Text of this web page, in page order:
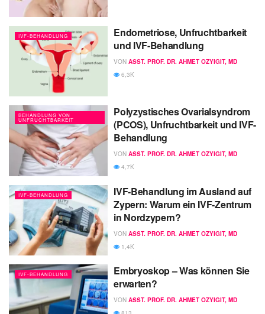
IVF-BEHANDLUNG
Endometriose, Unfruchtbarkeit
und IVF-Behandlung
VON ASST. PROF. DR. AHMET OZYIGIT, MD
6,3K
BEHANDLUNG VON
UNFRUCHTBARKEIT
Polyzystisches Ovarialsyndrom
(PCOS), Unfruchtbarkeit und IVF-
Behandlung
VON ASST. PROF. DR. AHMET OZYIGIT, MD
4,7K
IVF-BEHANDLUNG
IVF-Behandlung im Ausland auf
Zypern: Warum ein IVF-Zentrum
in Nordzypern?
VON ASST. PROF. DR. AHMET OZYIGIT, MD
1,4K
IVF-BEHANDLUNG
Embryoskop – Was können Sie
erwarten?
VON ASST. PROF. DR. AHMET OZYIGIT, MD